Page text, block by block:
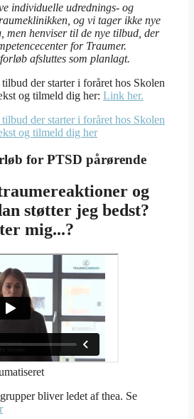
individuelle udrednings- og
og vi tager ikke nye
men henviser til de nye tilbud, der
for Traumer.
afsluttes som planlagt.
der starter i foråret hos Skolen
og tilmeld dig her: Link her.
der starter i foråret hos Skolen
og tilmeld dig her
for PTSD pårørende
og
støtter jeg bedst?
mig...?
bliver ledet af thea. Se